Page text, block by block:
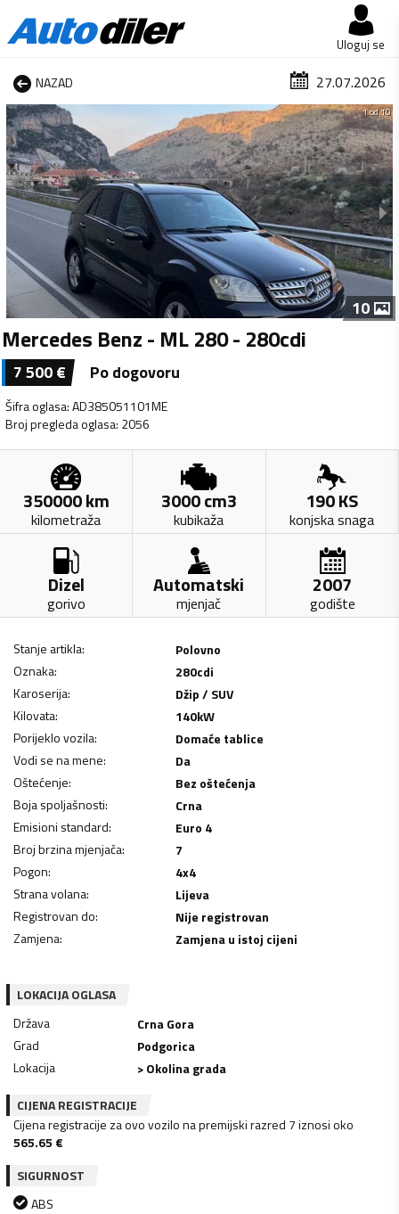
Uloguj se
NAZAD 27.07.2026
1 od 10
10
Mercedes Benz - ML 280 - 280cdi
7 500€ Po dogovoru
Šifra oglasa:AD385051101ME
Broj pregleda oglasa: 2056
350000km
kilometraža
3000cm3
kubikaža
190KS
konjska snaga
Dizel
gorivo
Automatski
mjenjač
2007
godište
Stanje artikla:
Polovno
Oznaka:
280cdi
Karoserija:
Džip / SUV
Kilovata: 140kW
Porijeklo vozila:
Domaće tablice
Vodi se na mene:
Da
Oštećenje:
Bez oštećenja
Boja spoljašnosti:
Crna
Emisioni standard:
Euro 4
Broj brzina mjenjača:
7
Pogon:
4x4
Strana volana:
Lijeva
Registrovan do:
Nije registrovan
Zamjena: Zamjena u istoj cijeni
LOKACIJA OGLASA
Država
Crna Gora
Grad
Podgorica
Lokacija
> Okolina grada
CIJENA REGISTRACIJE
Cijena registracije za ovo vozilo na premijski razred 7 iznosi oko
565.65 €
SIGURNOST
ABS